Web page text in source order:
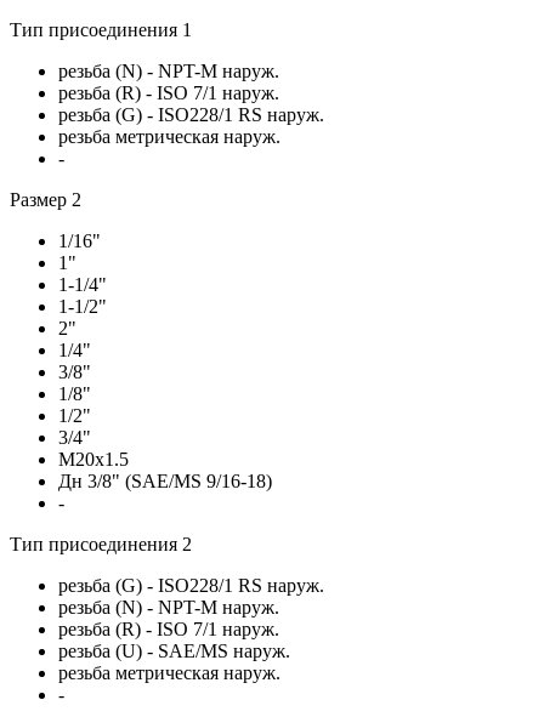
Тип присоединения 1
резьба (N) - NPT-M наруж.
резьба (R) - ISO 7/1 наруж.
резьба (G) - ISO228/1 RS наруж.
резьба метрическая наруж.
-
Размер 2
1/16"
1"
1-1/4"
1-1/2"
2"
1/4"
3/8"
1/8"
1/2"
3/4"
M20x1.5
Дн 3/8" (SAE/MS 9/16-18)
-
Тип присоединения 2
резьба (G) - ISO228/1 RS наруж.
резьба (N) - NPT-M наруж.
резьба (R) - ISO 7/1 наруж.
резьба (U) - SAE/MS наруж.
резьба метрическая наруж.
-